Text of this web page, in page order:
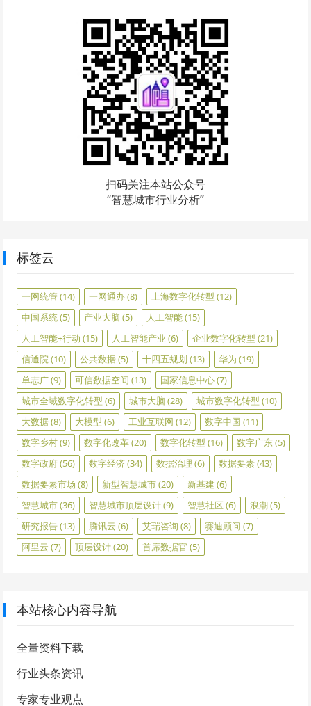
扫码关注本站公众号
“智慧城市行业分析”
标签云
一网统管(14) 一网通办(8) 上海数字化转型 (12)
中国系统(5) 产业大脑 (5) 人工智能(15)
人工智能+行动 (15) 人工智能产业 (6) 企业数字化转型 (21)
信通院(10) 公共数据(5) 十四五规划 (13) 华为 (19)
单志广(9) 可信数据空间 (13) 国家信息中心(7)
城市全域数字化转型 (6) 城市大脑 (28) 城市数字化转型 (10)
大数据(8) 大模型 (6) 工业互联网 (12) 数字中国 (11)
数字乡村(9) 数字化改革(20) 数字化转型 (16) 数字广东(5)
数字政府(56) 数字经济(34) 数据治理 (6) 数据要素(43)
数据要素市场 (8) 新型智慧城市(20) 新基建 (6)
智慧城市(36) 智慧城市顶层设计(9) 智慧社区 (6) 浪潮(5)
研究报告(13) 腾讯云 (6) 艾瑞咨询 (8) 赛迪顾问 (7)
阿里云 (7) 顶层设计(20) 首席数据官 (5)
本站核心内容导航
全量资料下载
行业头条资讯
专家专业观点